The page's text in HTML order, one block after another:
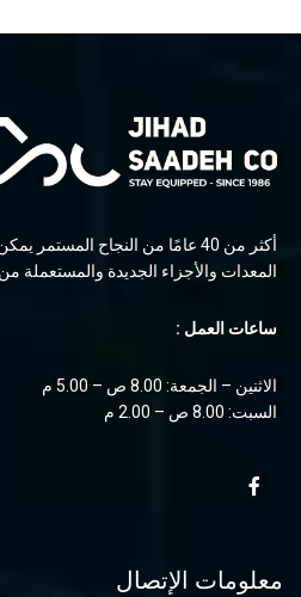
أكثر من 40 عامًا من النجاح
المعدات والأجزاء الجديدة والمستعملة من
ساعات العمل :
الاثنين – الجمعة: 8.00 ص – 5.00 م
السبت: 8.00 ص – 2.00 م
معلومات الإتصال